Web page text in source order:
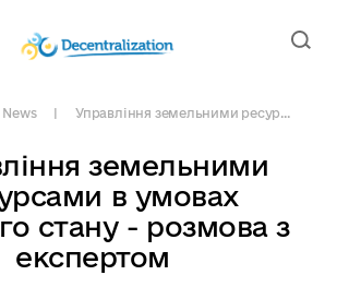
News Управління земельними ресур...
земельними
в умовах
стану - розмова з
експертом